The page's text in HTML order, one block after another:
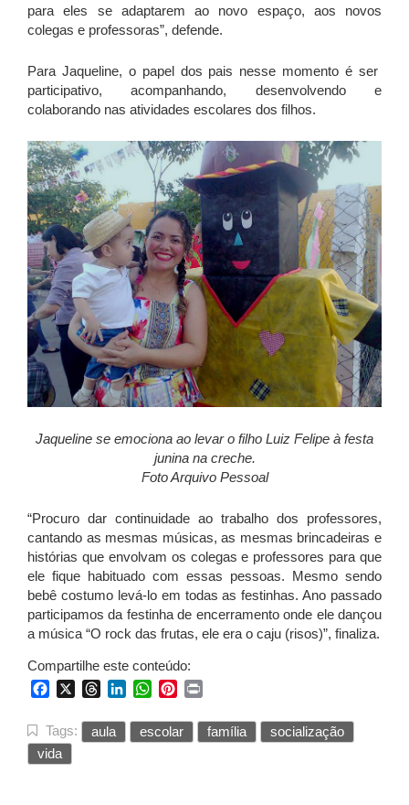
para eles se adaptarem ao novo espaço, aos novos
colegas e professoras”, defende.
Para Jaqueline, o papel dos pais nesse momento é ser
participativo, acompanhando, desenvolvendo e
colaborando nas atividades escolares dos filhos.
Jaqueline se emociona ao levar o filho Luiz Felipe à festa
junina na creche.
Foto Arquivo Pessoal
“Procuro dar continuidade ao trabalho dos professores,
cantando as mesmas músicas, as mesmas brincadeiras e
histórias que envolvam os colegas e professores para que
ele fique habituado com essas pessoas. Mesmo sendo
bebê costumo levá-lo em todas as festinhas. Ano passado
participamos da festinha de encerramento onde ele dançou
a música “O rock das frutas, ele era o caju (risos)”, finaliza.
Compartilhe este conteúdo:
FacebookThreadsLinkedInWhatsApp
Pinterest
Tags: aula escolar família
socialização
vida